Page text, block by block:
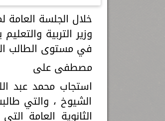
خلال الجلسة
وزير التربية
في مستوى الطالب
مصطفى على
استجاب محمد عبد
الشيوخ ، والتي